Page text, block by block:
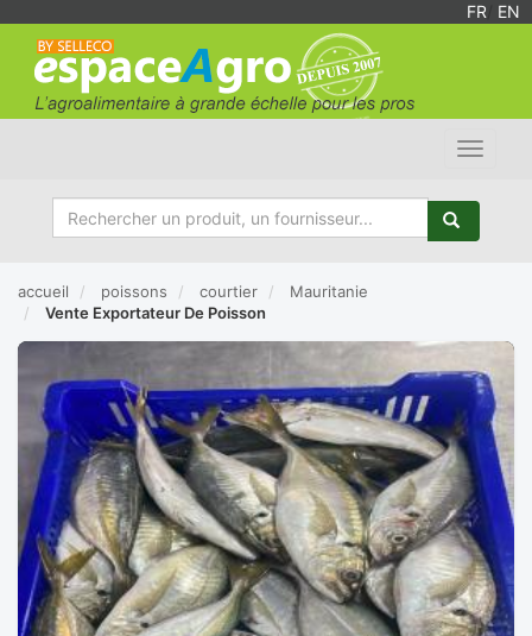
FR EN
Toggle
accueil poissons courtier
Mauritanie
Vente Exportateur De Poisson